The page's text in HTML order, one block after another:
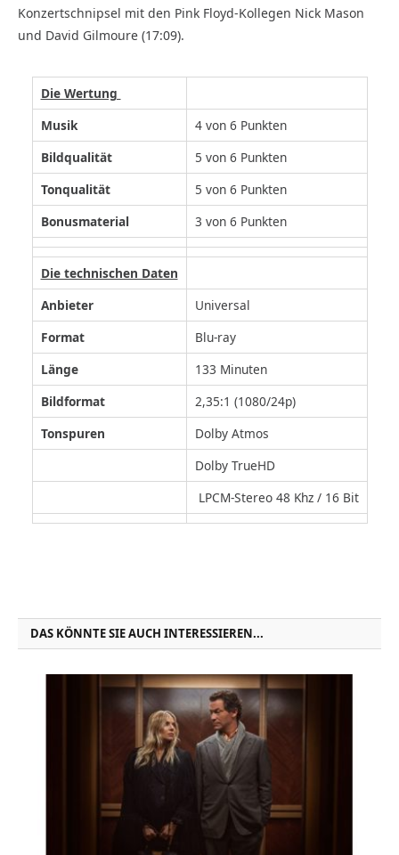
Konzertschnipsel mit den Pink Floyd-Kollegen Nick Mason
und David Gilmoure (17:09).
Die Wertung
Musik
4 von 6 Punkten
Bildqualität
5 von 6 Punkten
Tonqualität
5 von 6 Punkten
Bonusmaterial
3 von 6 Punkten
Die technischen Daten
Anbieter
Universal
Format
Blu-ray
Länge
133 Minuten
Bildformat
2,35:1 (1080/24p)
Tonspuren
Dolby Atmos
Dolby TrueHD
LPCM-Stereo 48 Khz / 16 Bit
DAS KÖNNTE SIE AUCH INTERESSIEREN...